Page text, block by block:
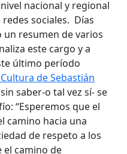
nacional y regional
sociales. Días
resumen de varios
este cargo y a
último período
de Sebastián
saber-o tal vez sí- se
“Esperemos que el
camino hacia una
de respeto a los
el camino de